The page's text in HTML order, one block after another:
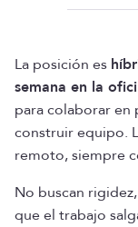
La posición es
semana en la
para colaborar
construir equipo.
remoto, siempre
No buscan
que el trabajo